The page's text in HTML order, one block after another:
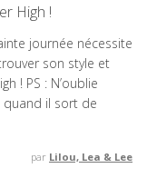
High !
journée nécessite
son style et
! PS : N’oublie
il sort de
par Lilou, Lea & Lee